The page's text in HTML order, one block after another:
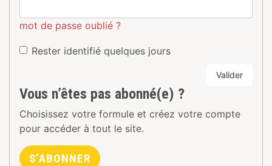
mot de passe oublié ?
Rester identifié quelques jours
Valider
Vous n’êtes pas abonné(e) ?
Choisissez votre formule et créez votre compte
pour accéder à tout le site.
S’ABONNER